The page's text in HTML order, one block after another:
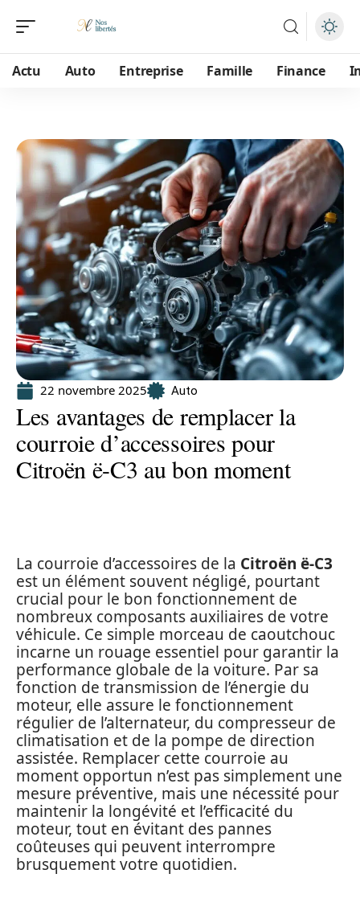
Actu Auto Entreprise Famille Finance
22 novembre 2025 Auto
Les avantages de remplacer la
courroie d’accessoires pour
Citroën ë-C3 au bon moment
La courroie d’accessoires de la Citroën ë-C3
est un élément souvent négligé, pourtant
crucial pour le bon fonctionnement de
nombreux composants auxiliaires de votre
véhicule. Ce simple morceau de caoutchouc
incarne un rouage essentiel pour garantir la
performance globale de la voiture. Par sa
fonction de transmission de l’énergie du
moteur, elle assure le fonctionnement
régulier de l’alternateur, du compresseur de
climatisation et de la pompe de direction
assistée. Remplacer cette courroie au
moment opportun n’est pas simplement une
mesure préventive, mais une nécessité pour
maintenir la longévité et l’efficacité du
moteur, tout en évitant des pannes
coûteuses qui peuvent interrompre
brusquement votre quotidien.